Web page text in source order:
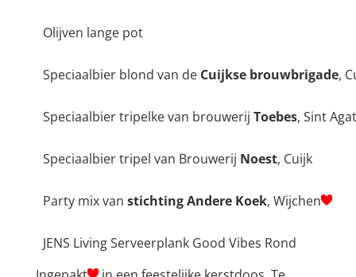
Olijven lange pot
Speciaalbier blond van de Cuijkse brouwbrigade,
Speciaalbier tripelke van brouwerijToebes, Sint
Speciaalbier tripel van Brouwerij Noest, Cuijk
Party mix vanstichting Andere Koek, Wijchen
JENS Living Serveerplank Good Vibes Rond